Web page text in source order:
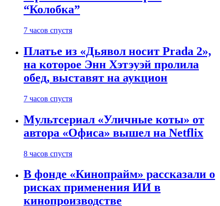
“Колобка”
7 часов спустя
Платье из «Дьявол носит Prada 2»,
на которое Энн Хэтэуэй пролила
обед, выставят на аукцион
7 часов спустя
Мультсериал «Уличные коты» от
автора «Офиса» вышел на Netflix
8 часов спустя
В фонде «Кинопрайм» рассказали о
рисках применения ИИ в
кинопроизводстве